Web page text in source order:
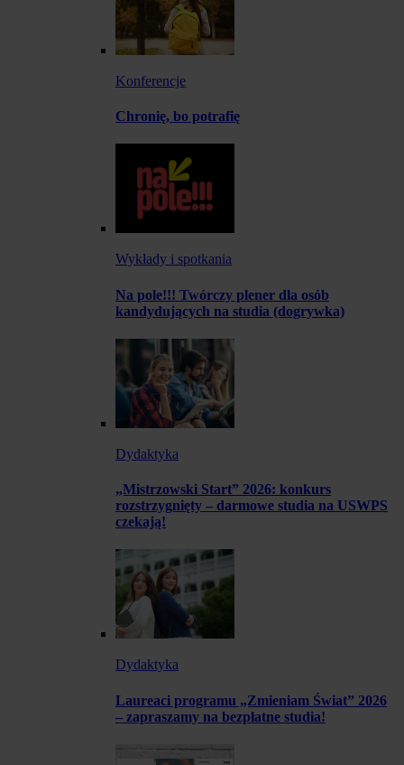
Konferencje
Chronię, bo potrafię
Wykłady i spotkania
Na pole!!! Twórczy plener dla osób
kandydujących na studia (dogrywka)
Dydaktyka
„Mistrzowski Start” 2026: konkurs
rozstrzygnięty – darmowe studia na USWPS
czekają!
Dydaktyka
Laureaci programu „Zmieniam Świat” 2026
– zapraszamy na bezpłatne studia!